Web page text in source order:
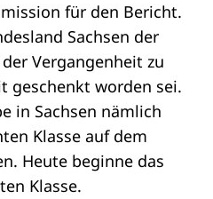
für den Bericht.
Sachsen der
Vergangenheit zu
geschenkt worden sei.
in Sachsen nämlich
Klasse auf dem
Heute beginne das
Klasse.